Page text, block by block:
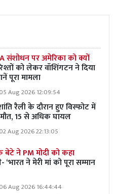
संशोधन पर अमेरिका को क्यों
को लेकर वॉशिंगटन ने दिया
पूरा मामला
Aug 2026 12:09:54
रैली के दौरान हुए विस्फोट में
15 से अधिक घायल
Aug 2026 22:13:05
ने PM मोदी को कहा
‘भारत ने मेरी मां को पूरा सम्मान
Aug 2026 16:44:44